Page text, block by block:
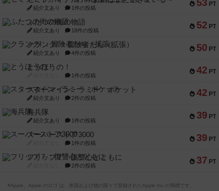
53 PT
紹介文あり 1件の投稿
52 PT
ふたつの街の物語
紹介文あり 18件の投稿
50 PT
クランク! ：冒険者たち（拡張）
紹介文あり 4件の投稿
42 PT
とうほうの！
1件の投稿
42 PT
スターマイン・ラミー ポケット
紹介文あり 2件の投稿
39 PT
海兵隊
紹介文あり 1件の投稿
39 PT
スーパーストア3000
1件の投稿
37 PT
フリップ７：復讐心とともに
2件の投稿
※Apple、Apple のロゴ は、米国および他の国々で登録されたApple Inc.の商標です。